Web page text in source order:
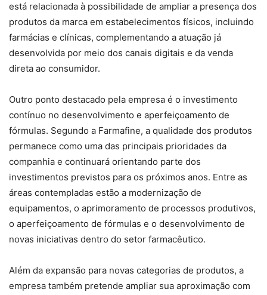
está relacionada à possibilidade de ampliar a presença dos
produtos da marca em estabelecimentos físicos, incluindo
farmácias e clínicas, complementando a atuação já
desenvolvida por meio dos canais digitais e da venda
direta ao consumidor.
Outro ponto destacado pela empresa é o investimento
contínuo no desenvolvimento e aperfeiçoamento de
fórmulas. Segundo a Farmafine, a qualidade dos produtos
permanece como uma das principais prioridades da
companhia e continuará orientando parte dos
investimentos previstos para os próximos anos. Entre as
áreas contempladas estão a modernização de
equipamentos, o aprimoramento de processos produtivos,
o aperfeiçoamento de fórmulas e o desenvolvimento de
novas iniciativas dentro do setor farmacêutico.
Além da expansão para novas categorias de produtos, a
empresa também pretende ampliar sua aproximação com